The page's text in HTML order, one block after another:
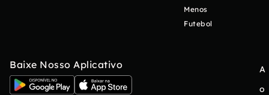
Menos
Futebol
Baixe Nosso Aplicativo
A
o